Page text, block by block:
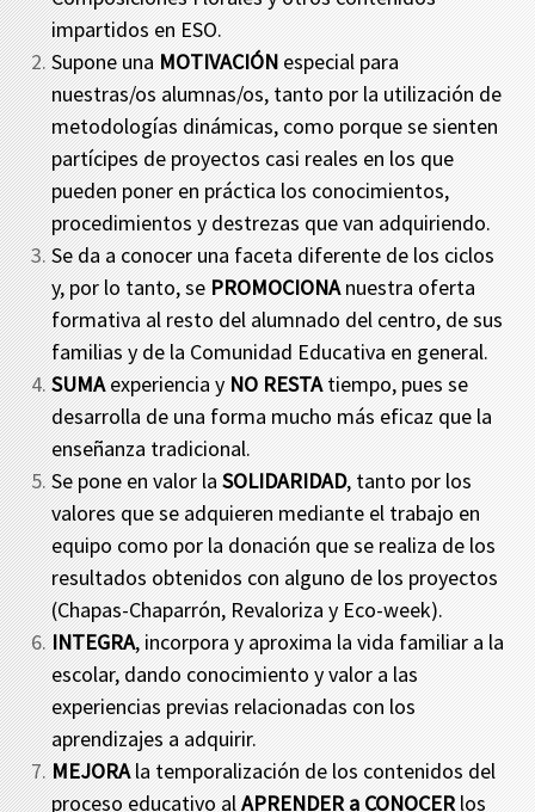
impartidos en ESO.
Supone una MOTIVACIÓN especial para
nuestras/os alumnas/os, tanto por la utilización de
metodologías dinámicas, como porque se sienten
partícipes de proyectos casi reales en los que
pueden poner en práctica los conocimientos,
procedimientos y destrezas que van adquiriendo.
Se da a conocer una faceta diferente de los ciclos
y, por lo tanto, se PROMOCIONAnuestra oferta
formativa al resto del alumnado del centro, de sus
familias y de la Comunidad Educativa en general.
SUMAexperiencia y NO RESTAtiempo, pues se
desarrolla de una forma mucho más eficaz que la
enseñanza tradicional.
Se pone en valor laSOLIDARIDAD, tanto por los
valores que se adquieren mediante el trabajo en
equipo como por la donación que se realiza de los
resultados obtenidos con alguno de los proyectos
(Chapas-Chaparrón, Revaloriza y Eco-week).
INTEGRA, incorpora y aproxima la vida familiar a la
escolar, dando conocimiento y valor a las
experiencias previas relacionadas con los
aprendizajes a adquirir.
MEJORAla temporalización de los contenidos del
proceso educativo alAPRENDER a CONOCERlos